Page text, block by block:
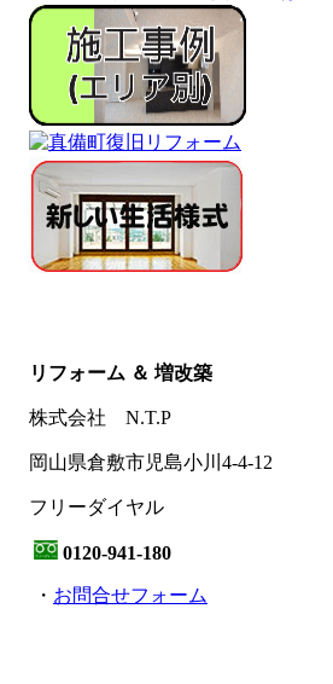
リフォーム ＆ 増改築
株式会社 N.T.P
岡山県倉敷市児島小川4-4-12
フリーダイヤル
0120-941-180
・ お問合せフォーム